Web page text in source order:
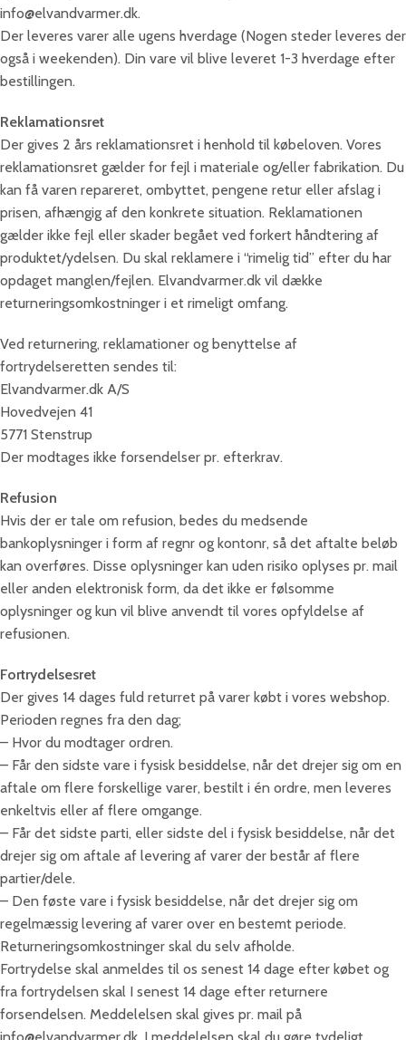
info@elvandvarmer.dk.
Der leveres varer alle ugens hverdage (Nogen steder leveres der
også i weekenden). Din vare vil blive leveret 1-3 hverdage efter
bestillingen.
Reklamationsret
Der gives 2 års reklamationsret i henhold til købeloven. Vores
reklamationsret gælder for fejl i materiale og/eller fabrikation. Du
kan få varen repareret, ombyttet, pengene retur eller afslag i
prisen, afhængig af den konkrete situation. Reklamationen
gælder ikke fejl eller skader begået ved forkert håndtering af
produktet/ydelsen. Du skal reklamere i “rimelig tid” efter du har
opdaget manglen/fejlen. Elvandvarmer.dk vil dække
returneringsomkostninger i et rimeligt omfang.
Ved returnering, reklamationer og benyttelse af
fortrydelseretten sendes til:
Elvandvarmer.dk A/S
Hovedvejen 41
5771 Stenstrup
Der modtages ikke forsendelser pr. efterkrav.
Refusion
Hvis der er tale om refusion, bedes du medsende
bankoplysninger i form af regnr og kontonr, så det aftalte beløb
kan overføres. Disse oplysninger kan uden risiko oplyses pr. mail
eller anden elektronisk form, da det ikke er følsomme
oplysninger og kun vil blive anvendt til vores opfyldelse af
refusionen.
Fortrydelsesret
Der gives 14 dages fuld returret på varer købt i vores webshop.
Perioden regnes fra den dag;
– Hvor du modtager ordren.
– Får den sidste vare i fysisk besiddelse, når det drejer sig om en
aftale om flere forskellige varer, bestilt i én ordre, men leveres
enkeltvis eller af flere omgange.
– Får det sidste parti, eller sidste del i fysisk besiddelse, når det
drejer sig om aftale af levering af varer der består af flere
partier/dele.
– Den føste vare i fysisk besiddelse, når det drejer sig om
regelmæssig levering af varer over en bestemt periode.
Returneringsomkostninger skal du selv afholde.
Fortrydelse skal anmeldes til os senest 14 dage efter købet og
fra fortrydelsen skal I senest 14 dage efter returnere
forsendelsen. Meddelelsen skal gives pr. mail på